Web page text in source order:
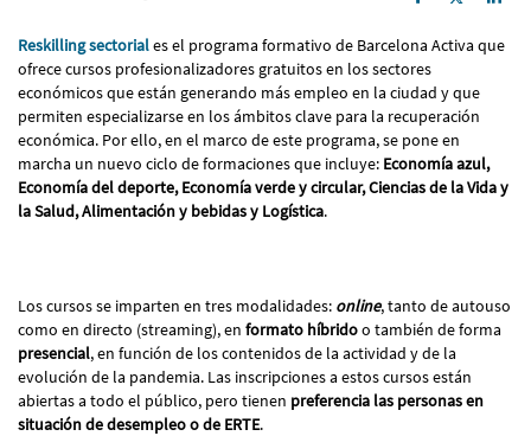
Reskilling sectoriales el programa formativo de Barcelona Activa que
ofrece cursos profesionalizadores gratuitos en los sectores
económicos que están generando más empleo en la ciudad y que
permiten especializarse en los ámbitos clave para la recuperación
económica. Por ello, en el marco de este programa, se pone en
marcha un nuevo ciclo de formaciones que incluye: Economía azul,
Economía del deporte, Economía verde y circular, Ciencias de la Vida y
la Salud, Alimentación y bebidas y Logística.
Los cursos se imparten en tres modalidades: online, tanto de autouso
como en directo (streaming), en formato híbridoo también de forma
presencial, en función de los contenidos de la actividad y de la
evolución de la pandemia. Las inscripciones a estos cursos están
abiertas a todo el público, pero tienen preferencia las personas en
situación de desempleo o de ERTE.